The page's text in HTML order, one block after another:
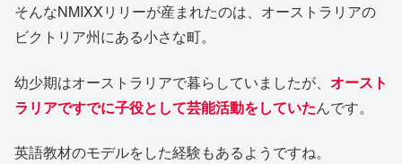
そんなNMIXXリリーが産まれたのは、オーストラリアの
ビクトリア州にある小さな町。
幼少期はオーストラリアで暮らしていましたが、 オースト
ラリアですでに子役として芸能活動をしていたんです。
英語教材のモデルをした経験もあるようですね。